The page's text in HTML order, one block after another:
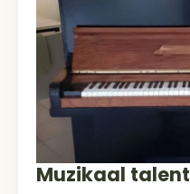
Muzikaal talent